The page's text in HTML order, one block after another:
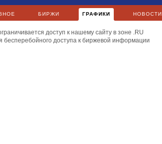
БИРЖИ ГРАФИКИ НОВОСТИ
доступ к нашему сайту в зоне .RU
бесперебойного доступа к биржевой информации